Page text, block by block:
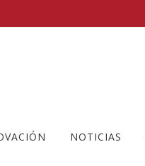
NOTICIAS